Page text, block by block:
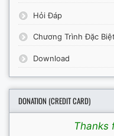
Hỏi Đáp
Chương Trình Đặc Biệt
Download
DONATION (CREDIT CARD)
Thanks